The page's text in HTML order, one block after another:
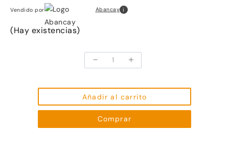
Vendido por Abancay i
(Hay existencias)
-
Cola
de
color
#1B/18
cantidad
+
Añadir al carrito
Comprar